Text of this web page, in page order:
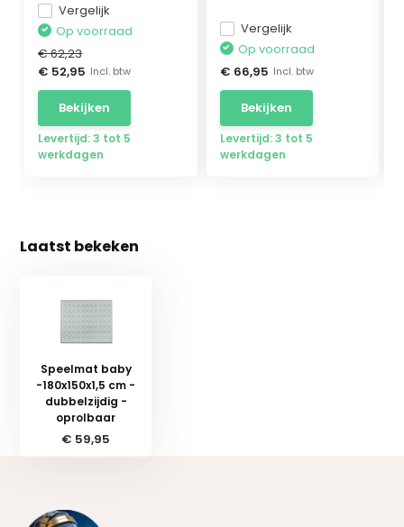
Vergelijk
Op voorraad
€ 62,23
€ 52,95 Incl. btw
Bekijken
Levertijd: 3 tot 5
werkdagen
Vergelijk
Op voorraad
€ 66,95 Incl. btw
Bekijken
Levertijd: 3 tot 5
werkdagen
Laatst bekeken
Speelmat baby
-180x150x1,5 cm -
dubbelzijdig -
oprolbaar
€ 59,95